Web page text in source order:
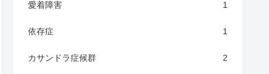
愛着障害 1
依存症 1
カサンドラ症候群 2